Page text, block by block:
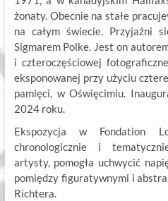
żonaty. Obecnie na stałe
na całym świecie. Przyjaźni
Sigmarem Polke. Jest on
i czteroczęściowej
eksponowanej przy użyciu
pamięci, w Oświęcimiu.
2024 roku.
Ekspozycja w Fondation
chronologicznie i
artysty, pomogła uchwycić
pomiędzy figuratywnymi i
Richtera.